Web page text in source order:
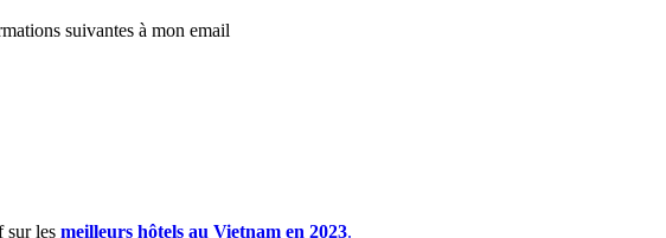
suivantes à mon email
sur les meilleurs hôtels au Vietnam en 2023.